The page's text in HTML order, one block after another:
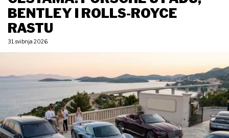
BENTLEY I ROLLS-ROYCE
RASTU
31. svibnja 2026.